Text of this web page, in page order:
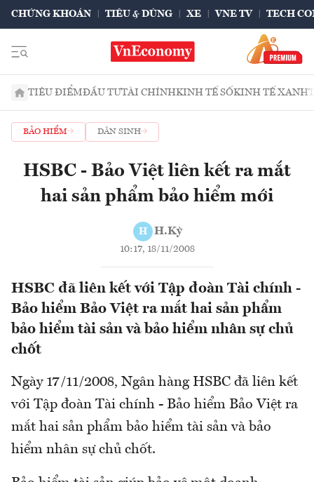
CHỨNG KHOÁN TIÊU & DÙNG XE VNE TV TECH
TIÊU ĐIỂMĐẦU TƯTÀI CHÍNHKINH TẾ SỐKINH TẾ XANH
BẢO HIỂM DÂN SINH
HSBC - Bảo Việt liên kết ra mắt
hai sản phẩm bảo hiểm mới
H H.Kỳ
10:17, 18/11/2008
HSBC đã liên kết với Tập đoàn Tài chính -
Bảo hiểm Bảo Việt ra mắt hai sản phẩm
bảo hiểm tài sản và bảo hiểm nhân sự chủ
chốt
Ngày 17/11/2008, Ngân hàng HSBC đã liên kết
với Tập đoàn Tài chính - Bảo hiểm Bảo Việt ra
mắt hai sản phẩm bảo hiểm tài sản và bảo
hiểm nhân sự chủ chốt.